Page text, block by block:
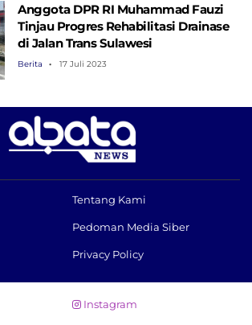
Anggota DPR RI Muhammad Fauzi
Tinjau Progres Rehabilitasi Drainase
di Jalan Trans Sulawesi
Berita 17 Juli 2023
Tentang Kami
Pedoman Media Siber
Privacy Policy
Instagram